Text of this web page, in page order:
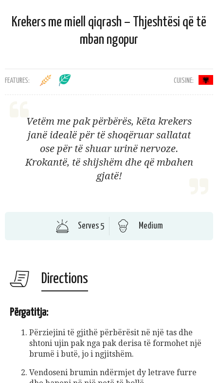
Krekers me miell qiqrash – Thjeshtësi që të
mban ngopur
FEATURES: CUISINE:
Vetëm me pak përbërës, këta krekers
janë idealë për të shoqëruar sallatat
ose për të shuar urinë nervoze.
Krokantë, të shijshëm dhe që mbahen
gjatë!
Serves 5 Medium
Directions
Përgatitja:
Përziejini të gjithë përbërësit në një tas dhe
shtoni ujin pak nga pak derisa të formohet një
brumë i butë, jo i ngjitshëm.
Vendoseni brumin ndërmjet dy letrave furre